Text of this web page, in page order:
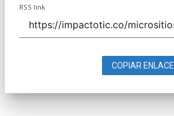
RSS link
COPIAR ENLACE